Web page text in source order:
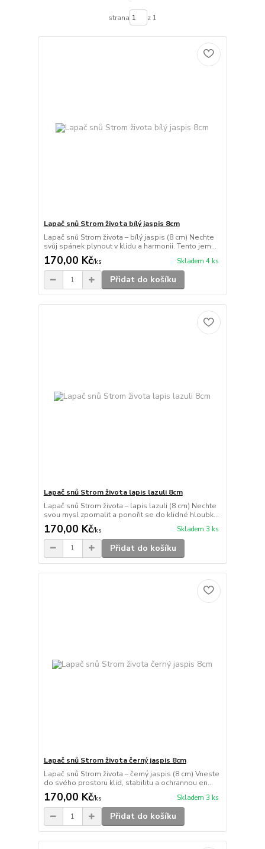
strana z 1
Lapač snů Strom života bílý jaspis 8cm
Lapač snů Strom života – bílý jaspis (8 cm) Nechte
svůj spánek plynout v klidu a harmonii. Tento jem...
170,00 Kč/ks Skladem 4 ks
Přidat do košíku
Lapač snů Strom života lapis lazuli 8cm
Lapač snů Strom života – lapis lazuli (8 cm) Nechte
svou mysl zpomalit a ponořit se do klidné hloubk...
170,00 Kč/ks Skladem 3 ks
Přidat do košíku
Lapač snů Strom života černý jaspis 8cm
Lapač snů Strom života – černý jaspis (8 cm) Vneste
do svého prostoru klid, stabilitu a ochrannou en...
170,00 Kč/ks Skladem 3 ks
Přidat do košíku